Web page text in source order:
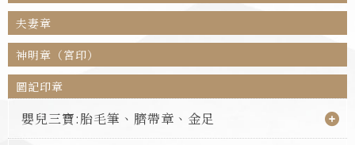
夫妻章
神明章（宮印）
圖記印章
嬰兒三寶:胎毛筆、臍帶章、金足